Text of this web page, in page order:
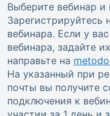
Выберите вебинар и
Зарегистрируйтесь
вебинара. Если у
вебинара, задайте
направьте на
На указанный при
почты вы получите
подключения к